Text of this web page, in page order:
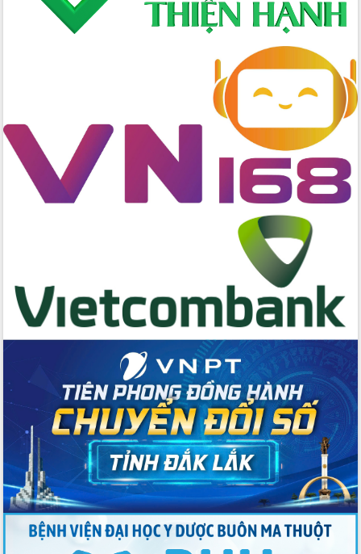
Ứng dụng sinh trắc học - Bước tiến
nghệ, hướng tới phát triển thủy sản
bền vững
Tập huấn nâng cao năng lực triển khai
chuyển đổi số cho cán bộ, công chức
cấp xã
tâm đạt được mục tiêu tăng trưởng
hai con số trong năm 2026
Tổ chức trang trọng Lễ hội Đền thờ
Lương Văn Chánh năm 2026
Phó Bí thư Tỉnh ủy Đắk Lắk Đỗ Hữu
Huy giữ chức Bí thư Đảng ủy Ủy Ban
Nhân dân tỉnh
Bệnh án điện tử thúc đẩy chuyển đổi
số y tế tại Đắk Lắk
Chuyển đổi số thư viện: Mở rộng
không gian tri thức trong thời đại số
Đánh giá, rút kinh nghiệm công tác tổ
chức diễn tập trước ngày bầu cử
Chương trình “Gặp gỡ hữu nghị –
Friendship Meeting New Year 2026”